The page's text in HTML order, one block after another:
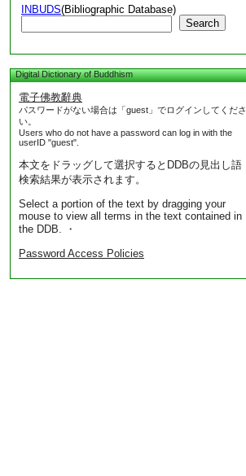
INBUDS(Bibliographic Database)
Search
Digital Dictionary of Buddhism
電子佛教辭典
パスワードがない場合は「guest」でログインしてくださ
い。
Users who do not have a password can log in with the
userID "guest".
本文をドラッグして選択するとDDBの見出し語
検索結果が表示されます。
Select a portion of the text by dragging your
mouse to view all terms in the text contained in
the DDB. ・
Password Access Policies